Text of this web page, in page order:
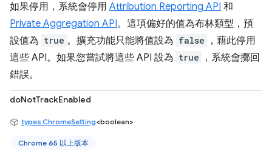
如果停用，系統會停用 Attribution Reporting API 和
Private Aggregation API。這項偏好的值為布林類型，預
設值為 true 。擴充功能只能將值設為 false
，藉此停用
這些 API。如果您嘗試將這些 API 設為 true
，系統會擲回
錯誤。
doNotTrackEnabled
types.ChromeSetting<boolean>
Chrome 65 以上版本